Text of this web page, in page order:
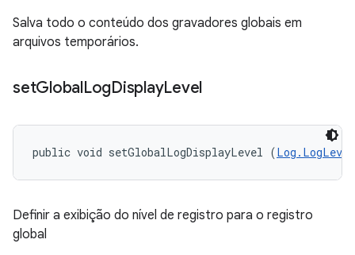
Salva todo o conteúdo dos gravadores globais em
arquivos temporários.
setGlobalLogDisplayLevel
public void setGlobalLogDisplayLevel (Log.LogLevel
Definir a exibição do nível de registro para o registro
global